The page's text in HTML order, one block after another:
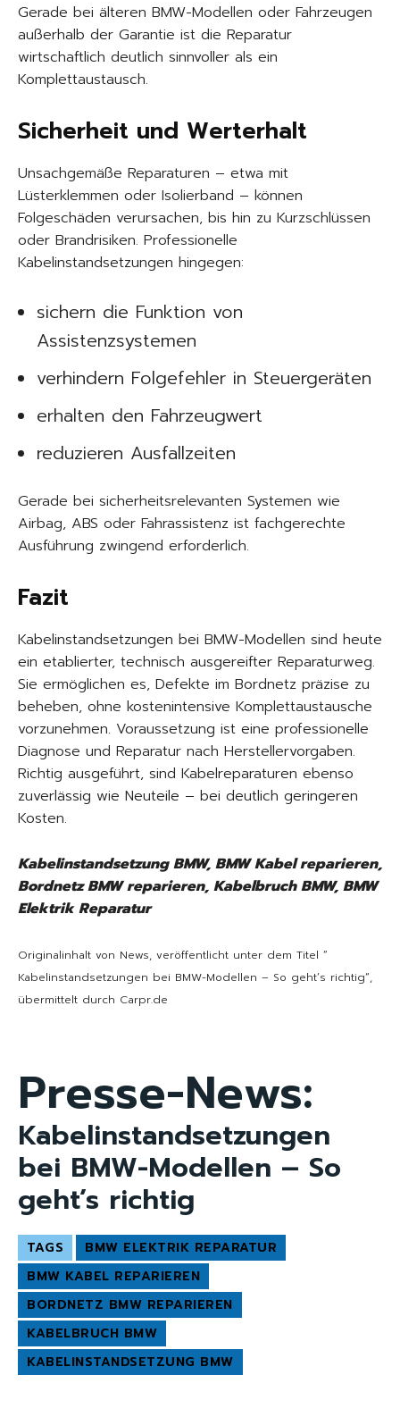
Gerade bei älteren BMW-Modellen oder Fahrzeugen
außerhalb der Garantie ist die Reparatur
wirtschaftlich deutlich sinnvoller als ein
Komplettaustausch.
Sicherheit und Werterhalt
Unsachgemäße Reparaturen – etwa mit
Lüsterklemmen oder Isolierband – können
Folgeschäden verursachen, bis hin zu Kurzschlüssen
oder Brandrisiken. Professionelle
Kabelinstandsetzungen hingegen:
sichern die Funktion von
Assistenzsystemen
verhindern Folgefehler in Steuergeräten
erhalten den Fahrzeugwert
reduzieren Ausfallzeiten
Gerade bei sicherheitsrelevanten Systemen wie
Airbag, ABS oder Fahrassistenz ist fachgerechte
Ausführung zwingend erforderlich.
Fazit
Kabelinstandsetzungen bei BMW-Modellen sind heute
ein etablierter, technisch ausgereifter Reparaturweg.
Sie ermöglichen es, Defekte im Bordnetz präzise zu
beheben, ohne kostenintensive Komplettaustausche
vorzunehmen. Voraussetzung ist eine professionelle
Diagnose und Reparatur nach Herstellervorgaben.
Richtig ausgeführt, sind Kabelreparaturen ebenso
zuverlässig wie Neuteile – bei deutlich geringeren
Kosten.
Kabelinstandsetzung BMW, BMW Kabel reparieren,
Bordnetz BMW reparieren, Kabelbruch BMW, BMW
Elektrik Reparatur
Originalinhalt von News, veröffentlicht unter dem Titel “
Kabelinstandsetzungen bei BMW-Modellen – So geht’s richtig“,
übermittelt durch Carpr.de
Presse-News:
Kabelinstandsetzungen
bei BMW-Modellen – So
geht’s richtig
TAGS
BMW ELEKTRIK REPARATUR
BMW KABEL REPARIEREN
BORDNETZ BMW REPARIEREN
KABELBRUCH BMW
KABELINSTANDSETZUNG BMW